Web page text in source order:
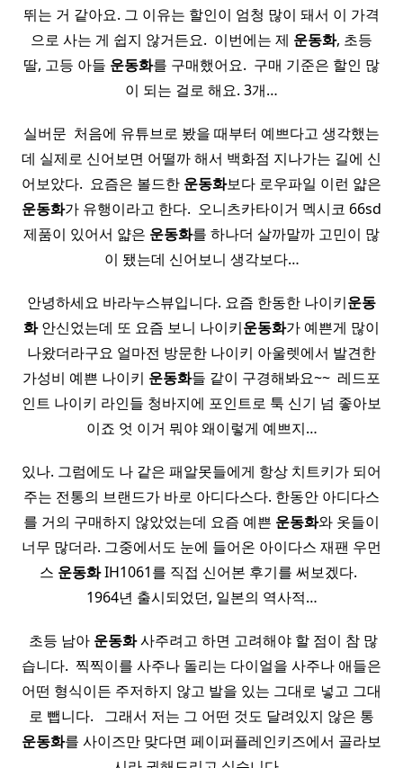
뛰는 거 같아요. 그 이유는 할인이 엄청 많이 돼서 이 가격
으로 사는 게 쉽지 않거든요. ​ 이번에는 제 운동화, 초등
딸, 고등 아들 운동화를 구매했어요. ​ 구매 기준은 할인 많
이 되는 걸로 해요. 3개…
실버문 ​ 처음에 유튜브로 봤을 때부터 예쁘다고 생각했는
데 실제로 신어보면 어떨까 해서 백화점 지나가는 길에 신
어보았다. ​ 요즘은 볼드한 운동화보다 로우파일 이런 얇은
운동화가 유행이라고 한다. ​ 오니츠카타이거 멕시코 66sd
제품이 있어서 얇은 운동화를 하나더 살까말까 고민이 많
이 됐는데 신어보니 생각보다…
안녕하세요 바라누스뷰입니다. 요즘 한동한 나이키운동
화안신었는데 또 요즘 보니 나이키운동화가 예쁜게 많이
나왔더라구요 얼마전 방문한 나이키 아울렛에서 발견한
가성비 예쁜 나이키 운동화들 같이 구경해봐요~~ ​ 레드포
인트 나이키 라인들 청바지에 포인트로 툭 신기 넘 좋아보
이죠 엇 이거 뭐야 왜이렇게 예쁘지…
있나. 그럼에도 나 같은 패알못들에게 항상 치트키가 되어
주는 전통의 브랜드가 바로 아디다스다. 한동안 아디다스
를 거의 구매하지 않았었는데 요즘 예쁜 운동화와 옷들이
너무 많더라. 그중에서도 눈에 들어온 아이다스 재팬 우먼
스 운동화IH1061를 직접 신어본 후기를 써보겠다. ​ ​
1964년 출시되었던, 일본의 역사적…
​ 초등 남아 운동화사주려고 하면 고려해야 할 점이 참 많
습니다. ​ 찍찍이를 사주나 돌리는 다이얼을 사주나 애들은
어떤 형식이든 주저하지 않고 발을 있는 그대로 넣고 그대
로 뺍니다. ​ ​ 그래서 저는 그 어떤 것도 달려있지 않은 통
운동화를 사이즈만 맞다면 페이퍼플레인키즈에서 골라보